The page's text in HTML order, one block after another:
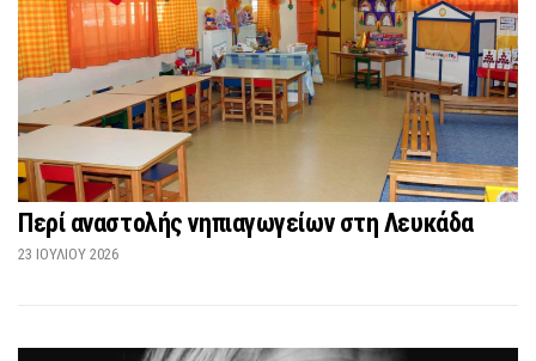
Περί αναστολής νηπιαγωγείων στη Λευκάδα
23 ΙΟΥΛΊΟΥ 2026